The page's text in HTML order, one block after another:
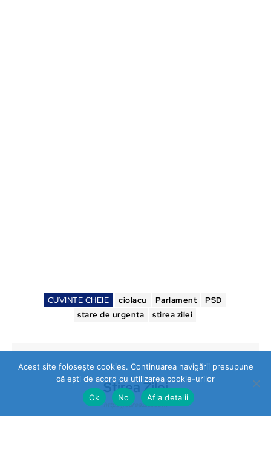
CUVINTE CHEIE ciolacu Parlament
PSD
stare de urgenta
stirea zilei
Stirea Zilei
https://stireazilei.com
Acest site folosește cookies. Continuarea navigării presupune
că ești de acord cu utilizarea cookie-urilor
Ok
No Afla detalii